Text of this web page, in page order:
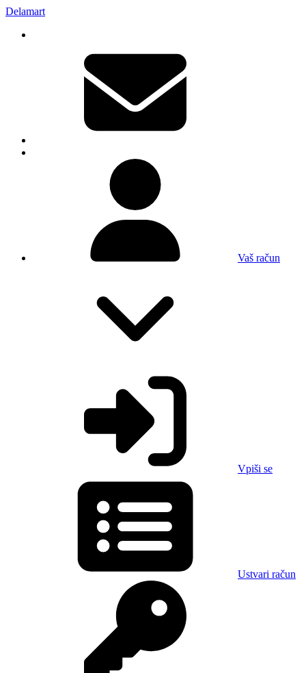
Delamart
Vaš račun
Vpiši se
Ustvari račun